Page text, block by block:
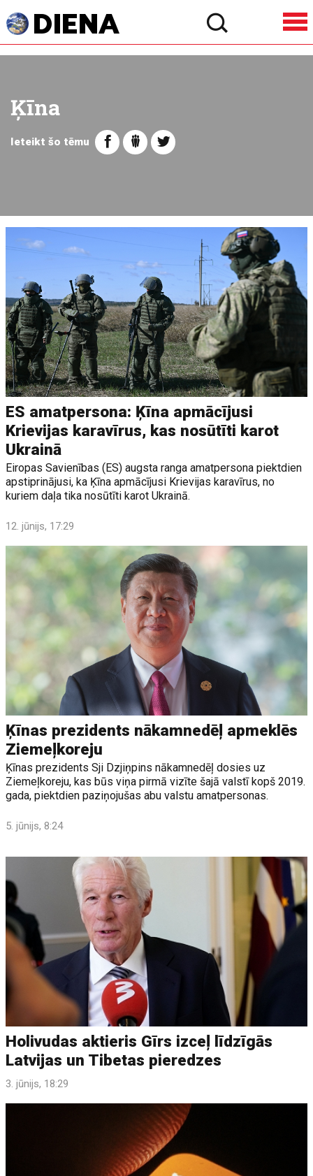
Ķīna
Ieteikt šo tēmu
ES amatpersona: Ķīna apmācījusi
Krievijas karavīrus, kas nosūtīti karot
Ukrainā
Eiropas Savienības (ES) augsta ranga amatpersona piektdien
apstiprinājusi, ka Ķīna apmācījusi Krievijas karavīrus, no
kuriem daļa tika nosūtīti karot Ukrainā.
12. jūnijs, 17:29
Ķīnas prezidents nākamnedēļ apmeklēs
Ziemeļkoreju
Ķīnas prezidents Sji Dzjiņpins nākamnedēļ dosies uz
Ziemeļkoreju, kas būs viņa pirmā vizīte šajā valstī kopš 2019.
gada, piektdien paziņojušas abu valstu amatpersonas.
5. jūnijs, 8:24
Holivudas aktieris Gīrs izceļ līdzīgās
Latvijas un Tibetas pieredzes
3. jūnijs, 18:29